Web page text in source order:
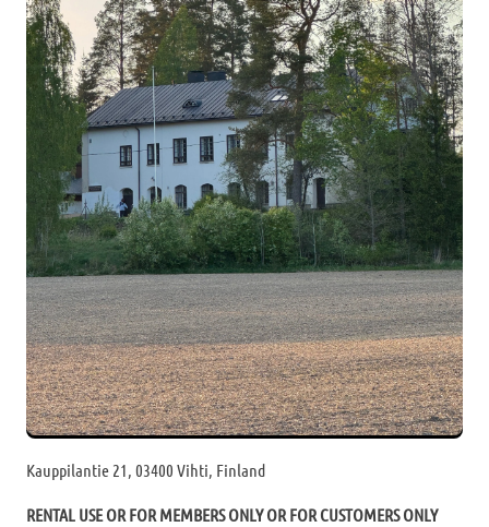
Kauppilantie 21, 03400 Vihti, Finland
RENTAL USE OR FOR MEMBERS ONLY OR FOR CUSTOMERS ONLY